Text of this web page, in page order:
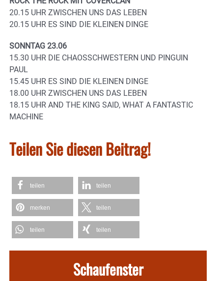
20.15 UHR ZWISCHEN UNS DAS LEBEN
20.15 UHR ES SIND DIE KLEINEN DINGE
SONNTAG 23.06
15.30 UHR DIE CHAOSSCHWESTERN UND PINGUIN
PAUL
15.45 UHR ES SIND DIE KLEINEN DINGE
18.00 UHR ZWISCHEN UNS DAS LEBEN
18.15 UHR AND THE KING SAID, WHAT A FANTASTIC
MACHINE
Teilen Sie diesen Beitrag!
teilen teilen
merken teilen
teilen teilen
Schaufenster